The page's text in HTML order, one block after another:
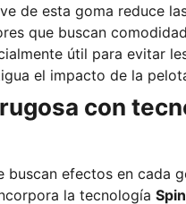
que buscan
útil para evitar
el impacto de la
con
buscan efectos en cada
la tecnología